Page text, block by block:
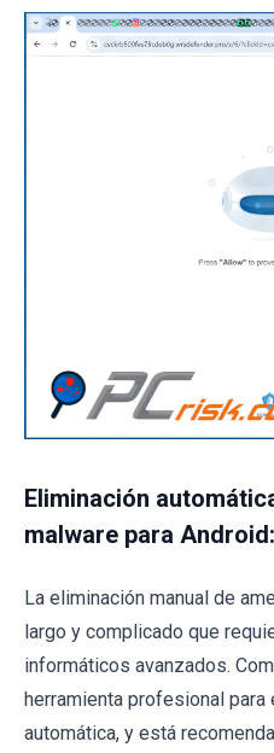
Eliminación
malware para Android:
La eliminación manual de
largo y complicado que
informáticos avanzados.
herramienta profesional
automática, y está